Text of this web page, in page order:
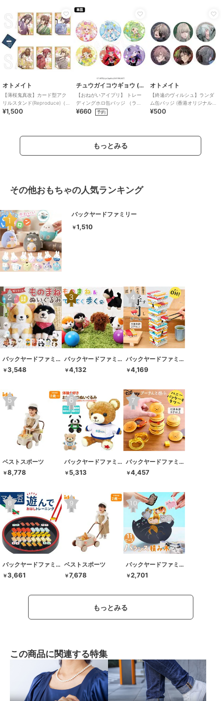
オトメイト
【薄桜鬼真改】カード型アク
リルスタンド(Reproduce)（ラ
ンダム全6種）
¥1,500
チュウガイコウギョウ (Chugai Mining)
【おねがいアイプリ】 トレー
ディングホロ缶バッジ （ラン
ダム全6種）
¥660 予約
オトメイト
【終遠のヴィルシュ】ランダ
ム缶バッジ (香港オリジナル
ver.)（ランダム全6種）
¥500
もっとみる
その他おもちゃの人気ランキング
バックヤードファミリー
￥1,510
バックヤードファミリー
￥3,548
バックヤードファミリー
￥4,132
バックヤードファミリー
￥4,169
ベストスポーツ
￥8,778
バックヤードファミリー
￥ 5,313
バックヤードファミリー
￥4,457
バックヤードファミリー
￥3,661
ベストスポーツ
￥7,678
バックヤードファミリー
￥2,701
もっとみる
この商品に関連する特集